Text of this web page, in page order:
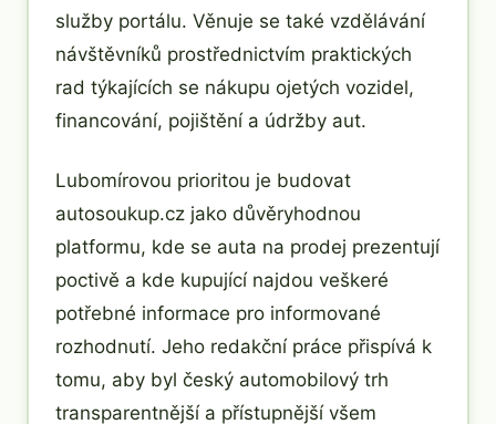
služby portálu. Věnuje se také vzdělávání
návštěvníků prostřednictvím praktických
rad týkajících se nákupu ojetých vozidel,
financování, pojištění a údržby aut.
Lubomírovou prioritou je budovat
autosoukup.cz jako důvěryhodnou
platformu, kde se auta na prodej prezentují
poctivě a kde kupující najdou veškeré
potřebné informace pro informované
rozhodnutí. Jeho redakční práce přispívá k
tomu, aby byl český automobilový trh
transparentnější a přístupnější všem